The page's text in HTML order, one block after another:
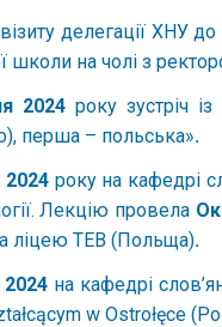
делегації ХНУ
школи на чолі з
2024року зустріч
перша – польська».
2024року на кафедрі
Лекцію провела
ліцею TEB (Польща).
2024 на кафедрі
w Ostrołęce